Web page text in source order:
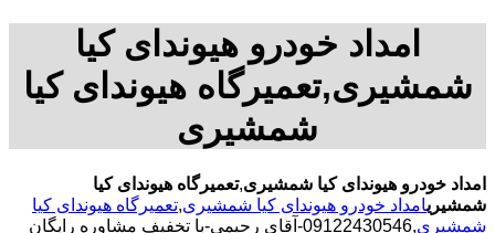
امداد خودرو هیوندای کیا
شمشیری,تعمیرگاه هیوندای کیا
شمشیری
امداد خودرو هیوندای کیا شمشیری,تعمیرگاه هیوندای کیا
شمشیریامداد خودرو هیوندای کیا شمشیری,تعمیرگاه هیوندای کیا
شمشیری
,09122430546-آقای رحیمی-با تخفیف مشاوره رایگان